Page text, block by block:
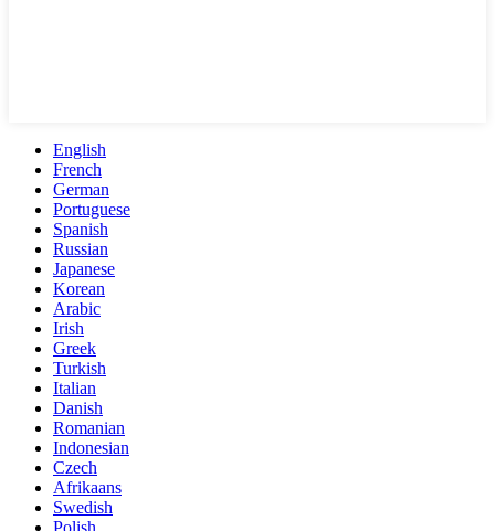
English
French
German
Portuguese
Spanish
Russian
Japanese
Korean
Arabic
Irish
Greek
Turkish
Italian
Danish
Romanian
Indonesian
Czech
Afrikaans
Swedish